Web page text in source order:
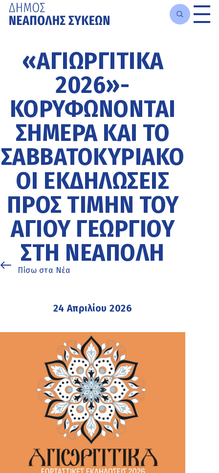
κυρίως
περιεχόμενο
«ΑΓΙΩΡΓΙΤΙΚΑ
2026»-
ΚΟΡΥΦΏΝΟΝΤΑΙ
ΣΉΜΕΡΑ ΚΑΙ ΤΟ
ΣΑΒΒΑΤΟΚΎΡΙΑΚΟ
ΟΙ ΕΚΔΗΛΏΣΕΙΣ
ΠΡΟΣ ΤΙΜΉΝ ΤΟΥ
ΑΓΊΟΥ ΓΕΩΡΓΊΟΥ
ΣΤΗ ΝΕΆΠΟΛΗ
Πίσω στα Νέα
24 Απριλίου 2026